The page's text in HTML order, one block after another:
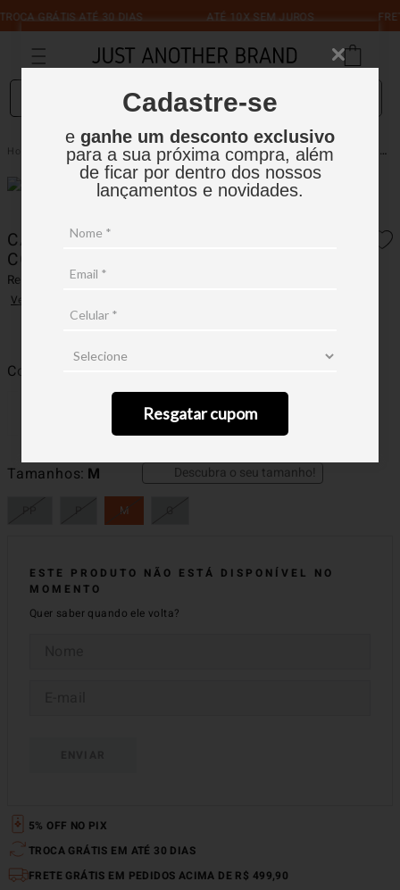
Cadastre-se
e ganhe um desconto exclusivo
para a sua próxima compra, além
de ficar por dentro dos nossos
lançamentos e novidades.
Resgatar cupom
GRÁTIS ATÉ 30 DIAS ATÉ 10X SEM JUROS FRETE
O que você está procurando?
Feminino Calças Calça Reta De Tec Tecnologico Com Nervuras
CALÇA RETA DE TEC TECNOLOGICO
COM NERVURAS
Ref.: 15FCT003
Ver avaliações
Tamanhos M
M
Descubra o seu tamanho!
Cor
ESTE PRODUTO NÃO ESTÁ DISPONÍVEL NO
MOMENTO
Quer saber quando ele volta?
5% OFF NO PIX
TROCA GRÁTIS EM ATÉ 30 DIAS
FRETE GRÁTIS EM PEDIDOS ACIMA DE R$ 499,90